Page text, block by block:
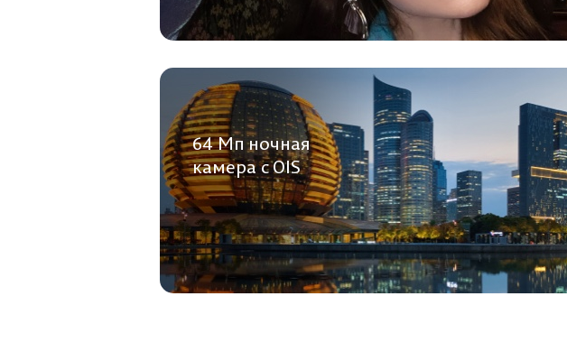
64 Мп ночная
камера с OIS